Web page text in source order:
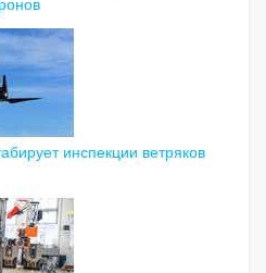
инспекции ветряков